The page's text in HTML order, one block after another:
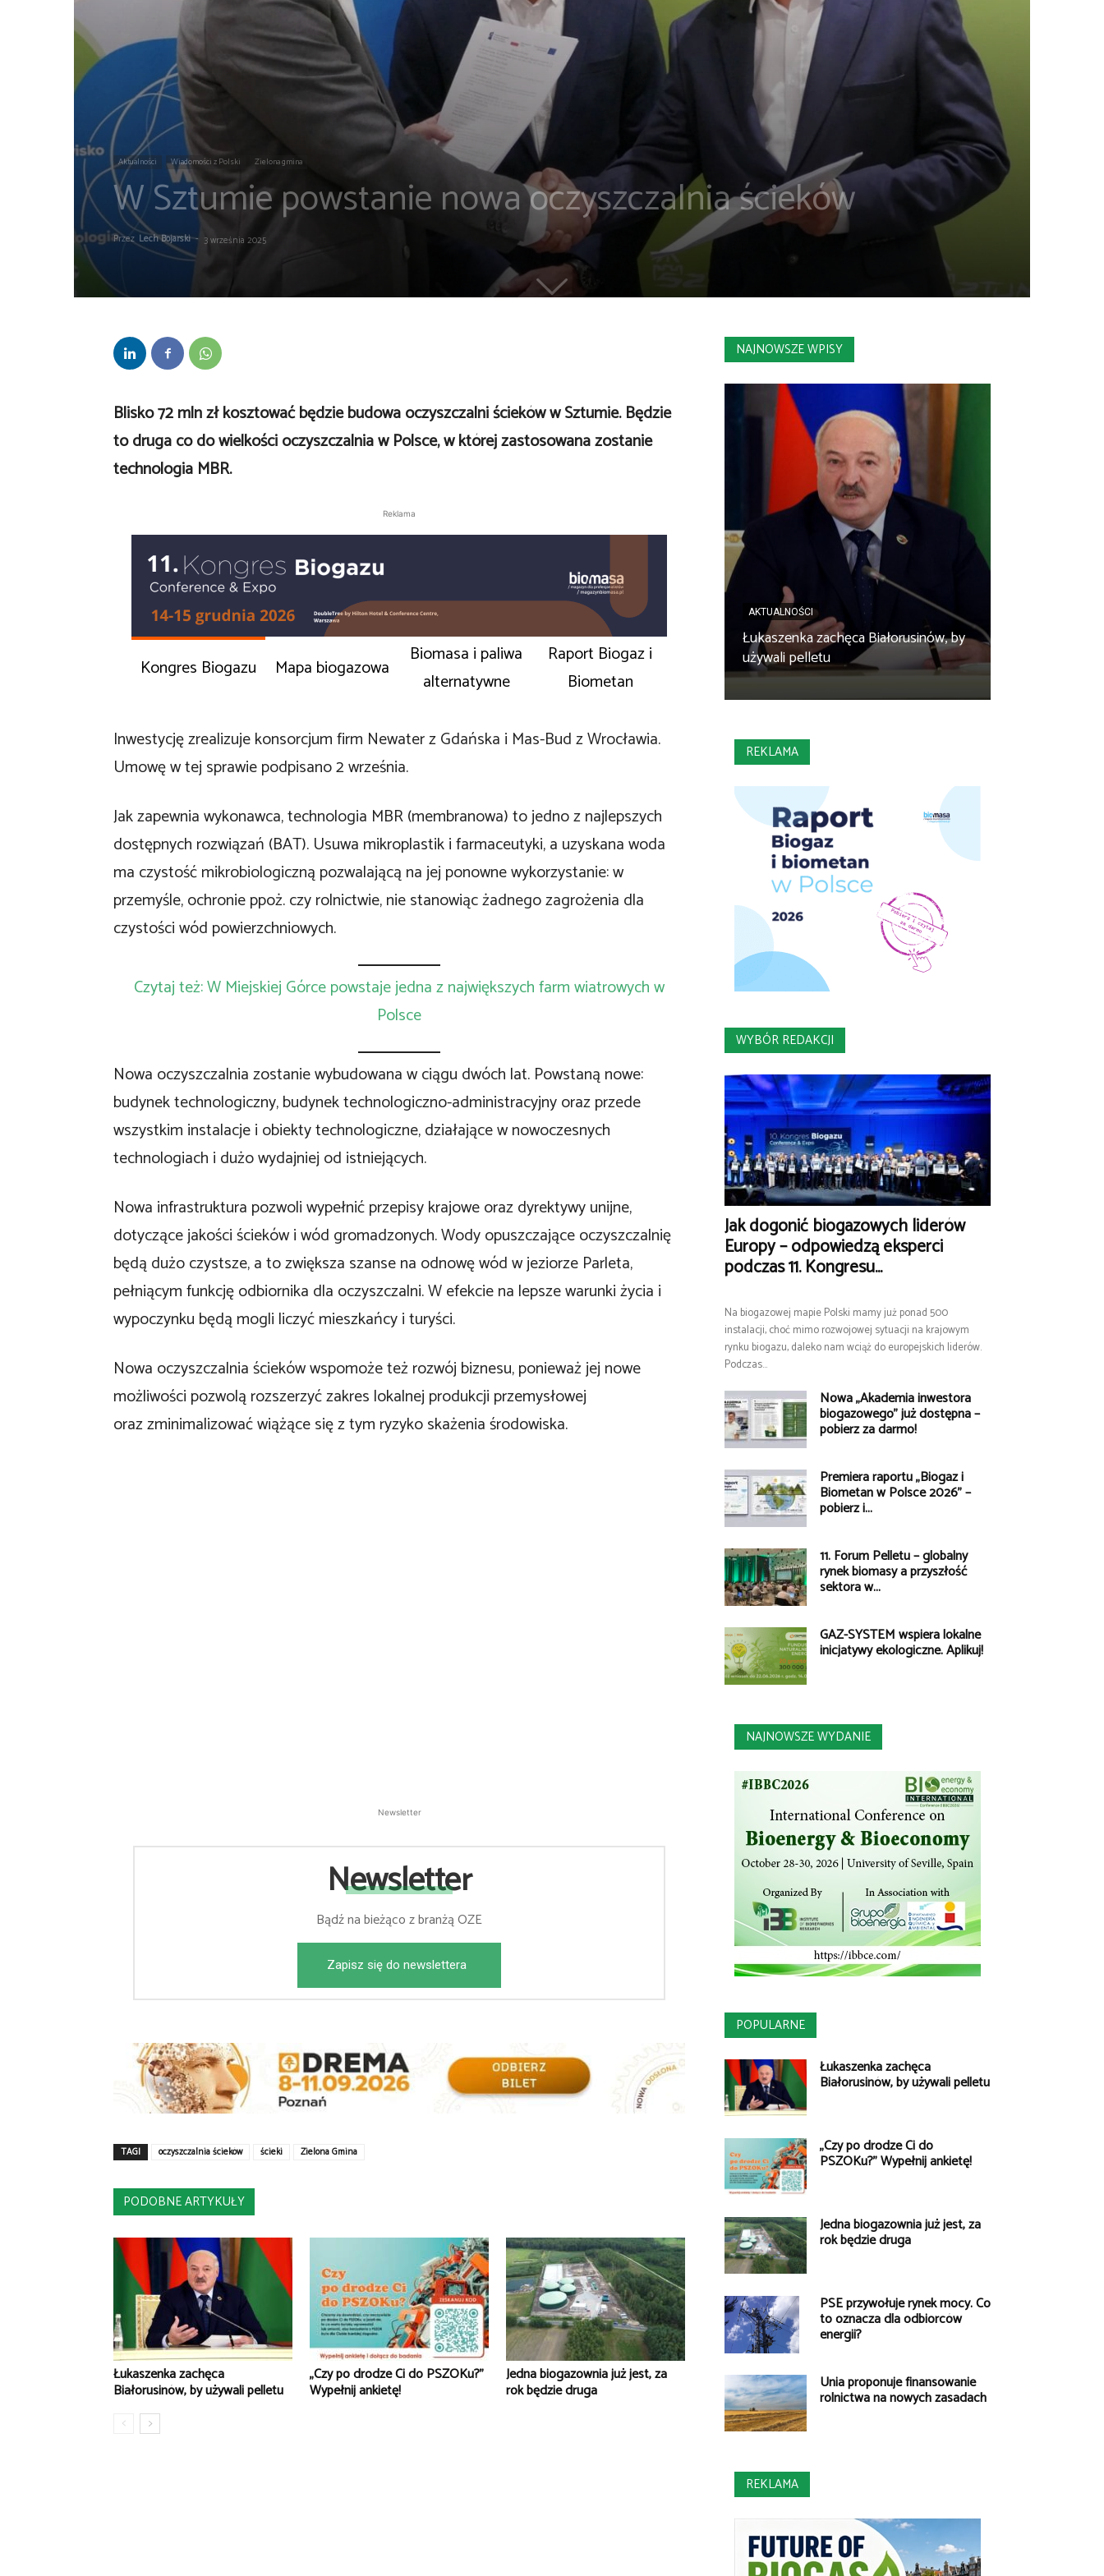
Aktualności Wiadomości z Polski Zielona gmina
W Sztumie powstanie nowa oczyszczalnia ścieków
Przez Lech Bojarski- 3 września 2025
Blisko 72 mln zł kosztować będzie budowa oczyszczalni ścieków w Sztumie. Będzie
to druga co do wielkości oczyszczalnia w Polsce, w której zastosowana zostanie
technologia MBR.
Reklama
Kongres Biogazu Mapa biogazowa
Biomasa i paliwa
alternatywne
Raport Biogaz i
Biometan
Inwestycję zrealizuje konsorcjum firm Newater z Gdańska i Mas-Bud z Wrocławia.
Umowę w tej sprawie podpisano 2 września.
Jak zapewnia wykonawca, technologia MBR (membranowa) to jedno z najlepszych
dostępnych rozwiązań (BAT). Usuwa mikroplastik i farmaceutyki, a uzyskana woda
ma czystość mikrobiologiczną pozwalającą na jej ponowne wykorzystanie: w
przemyśle, ochronie ppoż. czy rolnictwie, nie stanowiąc żadnego zagrożenia dla
czystości wód powierzchniowych.
Czytaj też: W Miejskiej Górce powstaje jedna z największych farm wiatrowych w
Polsce
Nowa oczyszczalnia zostanie wybudowana w ciągu dwóch lat. Powstaną nowe:
budynek technologiczny, budynek technologiczno-administracyjny oraz przede
wszystkim instalacje i obiekty technologiczne, działające w nowoczesnych
technologiach i dużo wydajniej od istniejących.
Nowa infrastruktura pozwoli wypełnić przepisy krajowe oraz dyrektywy unijne,
dotyczące jakości ścieków i wód gromadzonych. Wody opuszczające oczyszczalnię
będą dużo czystsze, a to zwiększa szanse na odnowę wód w jeziorze Parleta,
pełniącym funkcję odbiornika dla oczyszczalni. W efekcie na lepsze warunki życia i
wypoczynku będą mogli liczyć mieszkańcy i turyści.
Nowa oczyszczalnia ścieków wspomoże też rozwój biznesu, ponieważ jej nowe
możliwości pozwolą rozszerzyć zakres lokalnej produkcji przemysłowej
oraz zminimalizować wiążące się z tym ryzyko skażenia środowiska.
Newsletter
Newsletter
Bądź na bieżąco z branżą OZE
Zapisz się do newslettera
TAGI oczyszczalnia ścieków ścieki Zielona Gmina
PODOBNE ARTYKUŁY
Łukaszenka zachęca
Białorusinów, by używali pelletu
„Czy po drodze Ci do PSZOKu?”
Wypełnij ankietę!
Jedna biogazownia już jest, za
rok będzie druga
NAJNOWSZE WPISY
AKTUALNOŚCI
Łukaszenka zachęca Białorusinów, by
używali pelletu
REKLAMA
WYBÓR REDAKCJI
Jak dogonić biogazowych liderów
Europy – odpowiedzą eksperci
podczas 11. Kongresu...
Na biogazowej mapie Polski mamy już ponad 500
instalacji, choć mimo rozwojowej sytuacji na krajowym
rynku biogazu, daleko nam wciąż do europejskich liderów.
Podczas...
Nowa „Akademia inwestora
biogazowego” już dostępna –
pobierz za darmo!
Premiera raportu „Biogaz i
Biometan w Polsce 2026” –
pobierz i...
11. Forum Pelletu – globalny
rynek biomasy a przyszłość
sektora w...
GAZ-SYSTEM wspiera lokalne
inicjatywy ekologiczne. Aplikuj!
NAJNOWSZE WYDANIE
POPULARNE
Łukaszenka zachęca
Białorusinów, by używali pelletu
„Czy po drodze Ci do
PSZOKu?” Wypełnij ankietę!
Jedna biogazownia już jest, za
rok będzie druga
PSE przywołuje rynek mocy. Co
to oznacza dla odbiorców
energii?
Unia proponuje finansowanie
rolnictwa na nowych zasadach
REKLAMA